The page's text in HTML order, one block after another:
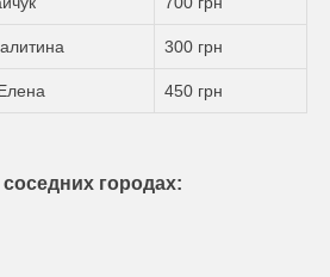
300 грн
450 грн
городах: